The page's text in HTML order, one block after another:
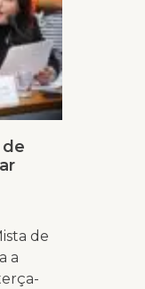
de
a